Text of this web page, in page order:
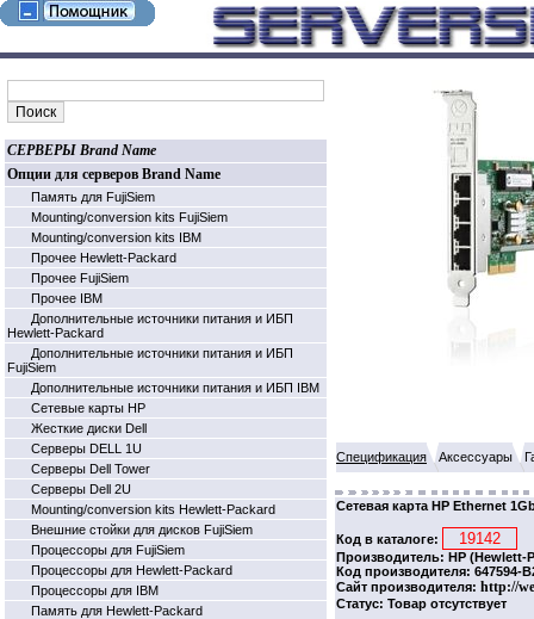
СЕРВЕРЫ Brand Name
Опции для серверов Brand Name
Память для FujiSiem
Mounting/conversion kits FujiSiem
Mounting/conversion kits IBM
Прочее Hewlett-Packard
Прочее FujiSiem
Прочее IBM
Дополнительные источники питания и ИБП
Hewlett-Packard
Дополнительные источники питания и ИБП
FujiSiem
Дополнительные источники питания и ИБП IBM
Cетевые карты HP
Жесткие диски Dell
Серверы DELL 1U
Серверы Dell Tower
Серверы Dell 2U
Mounting/conversion kits Hewlett-Packard
Внешние стойки для дисков FujiSiem
Процессоры для FujiSiem
Процессоры для Hewlett-Packard
Процессоры для IBM
Память для Hewlett-Packard
Спецификация Аксессуары
Сетевая карта HP Ethernet
Код в каталоге:
Производитель: HP (Hewlett-
Код производителя: 647594-
Сайт производителя: http://
Статус: Товар отсутствует